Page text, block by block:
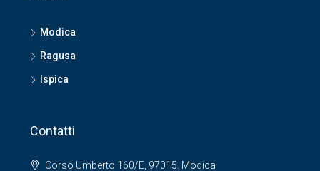
Modica
Ragusa
Ispica
Contatti
Corso Umberto 160/E, 97015. Modica